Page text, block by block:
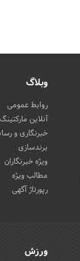
وبلاگ
روابط عمومی
آنلاین مارکتینگ
خبرنگاری و
برندسازی
ویژه خبرنگاران
مطالب ویژه
رپورتاژ آگهی
ورزش